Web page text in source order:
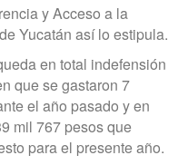
y Acceso a la
Yucatán así lo estipula.
en total indefensión
que se gastaron 7
el año pasado y en
mil 767 pesos que
para el presente año.